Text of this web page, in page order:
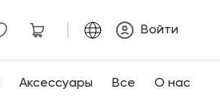
Войти
Аксессуары Все О нас